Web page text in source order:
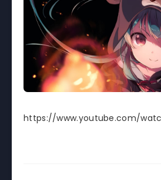
https://www.youtube.com/